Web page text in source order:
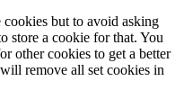
but to avoid asking
store a cookie for that. You
other cookies to get a better
remove all set cookies in